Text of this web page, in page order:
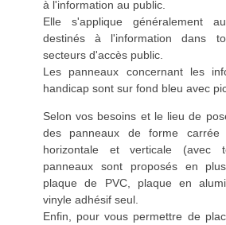
à l'information au public.
Elle s'applique généralement
destinés à l'information dans
secteurs d'accès public.
Les panneaux concernant les
handicap sont sur fond bleu avec
Selon vos besoins et le lieu de
des panneaux de forme
horizontale et verticale (avec
panneaux sont proposés en
plaque de PVC, plaque en
vinyle adhésif seul.
Enfin, pour vous permettre de